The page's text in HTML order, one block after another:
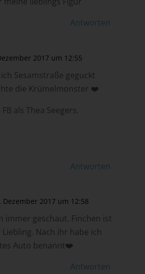
Antworten
2017 um 12:55
Sesamstraße geguckt
die Krümelmonster ❤️
als Thea Seegers.
Antworten
Dezember 2017 um 12:58
immer geschaut. Finchen ist
Nach ihr habe ich
Auto benannt❤️
Antworten